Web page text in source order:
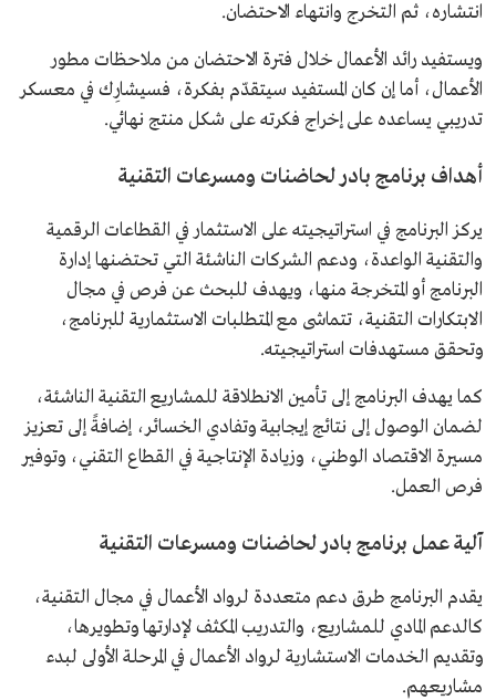
انتشاره، ثم التخرج وانتهاء الاحتضان.
ويستفيد رائد الأعمال خلال فترة الاحتضان من ملاحظات مطور
الأعمال، أما إن كان المستفيد سيتقدّم بفكرة، فسيشارِك في معسكر
تدريبي يساعده على إخراج فكرته على شكل منتج نهائي.
أهداف برنامج بادر لحاضنات ومسرعات التقنية
يركز البرنامج في استراتيجيته على الاستثمار في القطاعات الرقمية
والتقنية الواعدة، ودعم الشركات الناشئة التي تحتضنها إدارة
البرنامج أو المتخرجة منها، ويهدف للبحث عن فرص في مجال
الابتكارات التقنية، تتماشى مع المتطلبات الاستثمارية للبرنامج،
وتحقق مستهدفات استراتيجيته.
كما يهدف البرنامج إلى تأمين الانطلاقة للمشاريع التقنية الناشئة،
لضمان الوصول إلى نتائج إيجابية وتفادي الخسائر، إضافةً إلى تعزيز
مسيرة الاقتصاد الوطني، وزيادة الإنتاجية في القطاع التقني، وتوفير
فرص العمل.
آلية عمل برنامج بادر لحاضنات ومسرعات التقنية
يقدم البرنامج طرق دعم متعددة لرواد الأعمال في مجال التقنية،
كالدعم المادي للمشاريع، والتدريب المكثف لإدارتها وتطويرها،
وتقديم الخدمات الاستشارية لرواد الأعمال في المرحلة الأولى لبدء
مشاريعهم.